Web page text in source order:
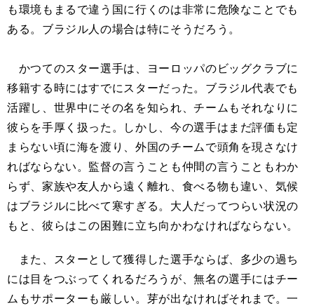
も環境もまるで違う国に行くのは非常に危険なことでも
ある。ブラジル人の場合は特にそうだろう。
かつてのスター選手は、ヨーロッパのビッグクラブに
移籍する時にはすでにスターだった。ブラジル代表でも
活躍し、世界中にその名を知られ、チームもそれなりに
彼らを手厚く扱った。しかし、今の選手はまだ評価も定
まらない頃に海を渡り、外国のチームで頭角を現さなけ
ればならない。監督の言うことも仲間の言うこともわか
らず、家族や友人から遠く離れ、食べる物も違い、気候
はブラジルに比べて寒すぎる。大人だってつらい状況の
もと、彼らはこの困難に立ち向かわなければならない。
また、スターとして獲得した選手ならば、多少の過ち
には目をつぶってくれるだろうが、無名の選手にはチー
ムもサポーターも厳しい。芽が出なければそれまで。一